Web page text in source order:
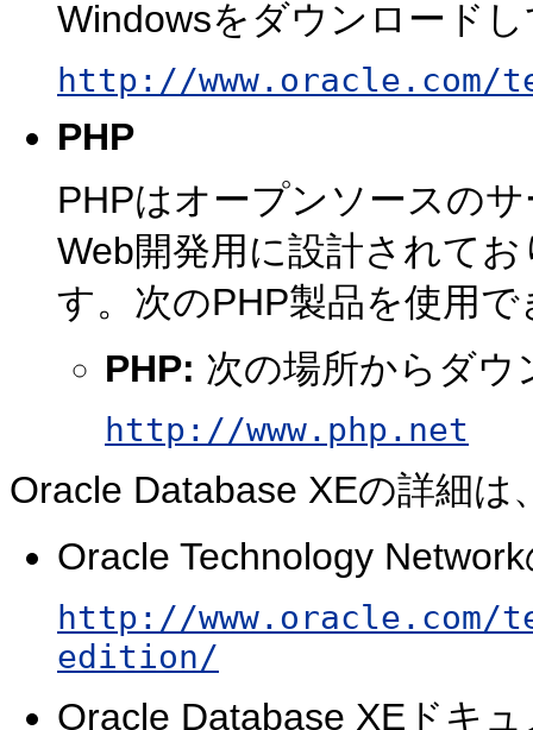
Windowsをダウンロード
http://www.oracle.com/
PHP
PHPはオープンソースの
Web開発用に設計されて
す。次のPHP製品を使用で
PHP: 次の場所からダ
http://www.php.net
Oracle Database XEの詳細
Oracle Technology
http://www.oracle.com/
edition/
Oracle Database XEドキ